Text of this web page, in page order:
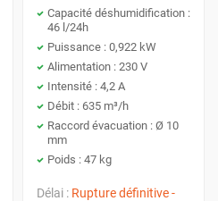
Capacité déshumidification :
46 l/24h
Puissance : 0,922 kW
Alimentation : 230 V
Intensité : 4,2 A
Débit : 635 m³/h
Raccord évacuation : Ø 10
mm
Poids : 47 kg
Délai : Rupture définitive -